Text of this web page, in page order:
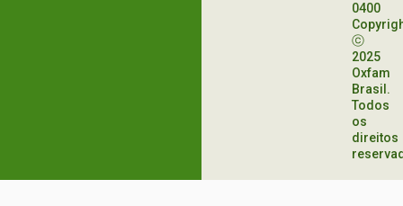
0400
ⓒ
2025
Oxfam
Brasil.
Todos
os
direitos